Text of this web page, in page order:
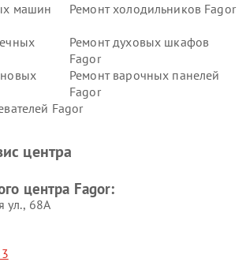
машин
Ремонт холодильников Fagor
Ремонт духовых шкафов
Fagor
Ремонт варочных панелей
Fagor
Fagor
центра
центра Fagor:
ул., 68А